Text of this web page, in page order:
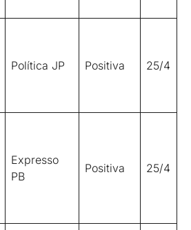
Política JP Positiva 25/4
Expresso
PB
Positiva 25/4